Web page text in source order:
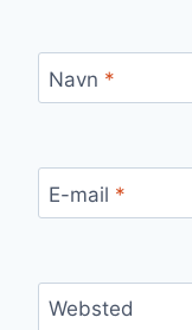
Navn *
E-mail *
Websted